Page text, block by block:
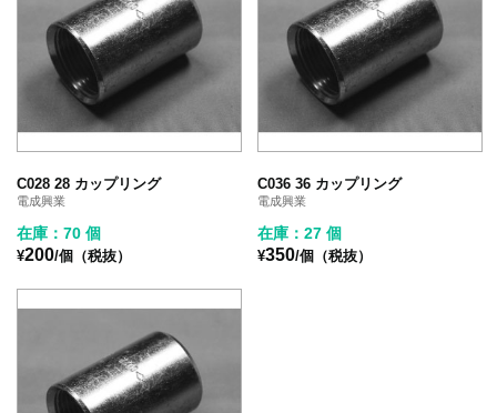
C028 28 カップリング
電成興業
在庫：70 個
¥200/個（税抜）
C036 36 カップリング
電成興業
在庫：27 個
¥350/個（税抜）